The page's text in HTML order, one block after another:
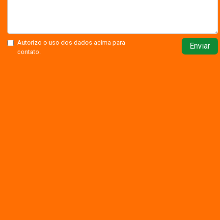
Autorizo o uso dos dados acima para
contato.
Enviar